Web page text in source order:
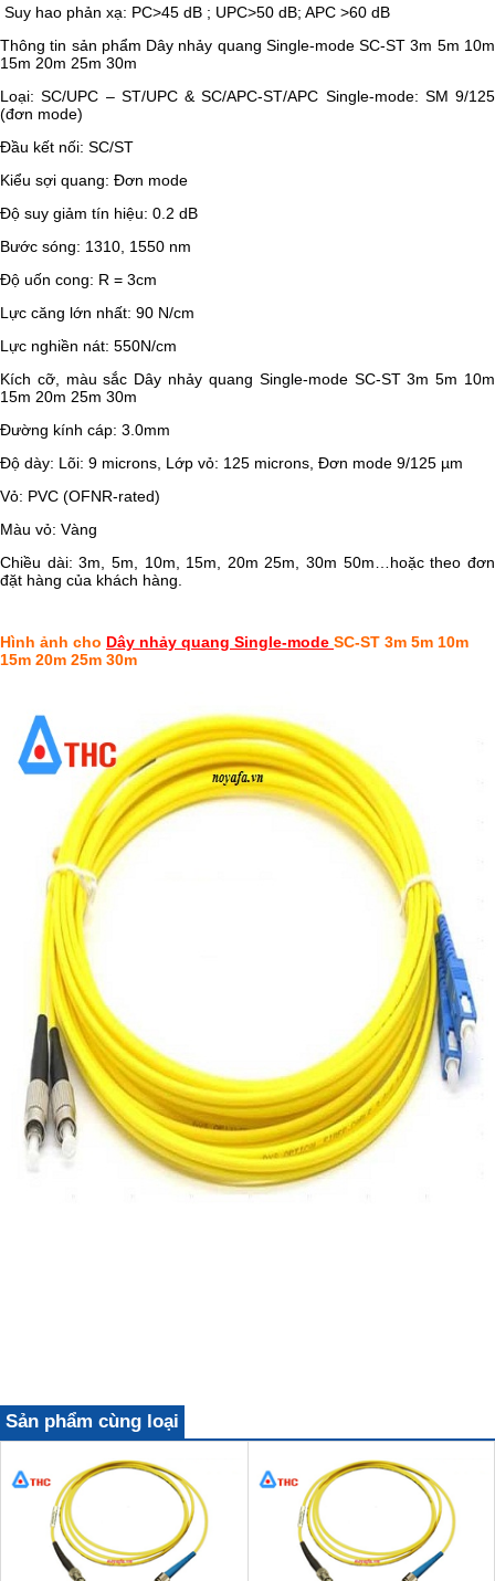
Suy hao phản xạ: PC>45 dB ; UPC>50 dB; APC >60 dB
Thông tin sản phẩm Dây nhảy quang Single-mode SC-ST 3m 5m 10m
15m 20m 25m 30m
Loại: SC/UPC – ST/UPC & SC/APC-ST/APC Single-mode: SM 9/125
(đơn mode)
Đầu kết nối: SC/ST
Kiểu sợi quang: Đơn mode
Độ suy giảm tín hiệu: 0.2 dB
Bước sóng: 1310, 1550 nm
Độ uốn cong: R = 3cm
Lực căng lớn nhất: 90 N/cm
Lực nghiền nát: 550N/cm
Kích cỡ, màu sắc Dây nhảy quang Single-mode SC-ST 3m 5m 10m
15m 20m 25m 30m
Đường kính cáp: 3.0mm
Độ dày: Lõi: 9 microns, Lớp vỏ: 125 microns, Đơn mode 9/125 µm
Vỏ: PVC (OFNR-rated)
Màu vỏ: Vàng
Chiều dài: 3m, 5m, 10m, 15m, 20m 25m, 30m 50m…hoặc theo đơn
đặt hàng của khách hàng.
Hình ảnh cho Dây nhảy quang Single-mode SC-ST 3m 5m 10m
15m 20m 25m 30m
Sản phẩm cùng loại